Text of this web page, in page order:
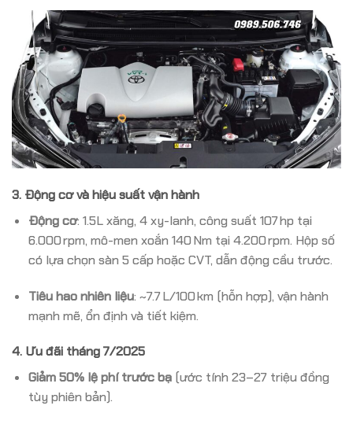
3. Động cơ và hiệu suất vận hành
Động cơ: 1.5L xăng, 4 xy-lanh, công suất 107 hp tại
6.000 rpm, mô-men xoắn 140 Nm tại 4.200 rpm. Hộp số
có lựa chọn sàn 5 cấp hoặc CVT, dẫn động cầu trước.
Tiêu hao nhiên liệu: ~7.7 L/100 km (hỗn hợp), vận hành
mạnh mẽ, ổn định và tiết kiệm.
4. Ưu đãi tháng 7/2025
Giảm 50% lệ phí trước bạ(ước tính 23–27 triệu đồng
tùy phiên bản).